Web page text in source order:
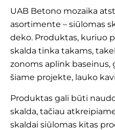
UAB Betono mozaika
asortimente – siūlomas
deko. Produktas, kuriuo
skalda tinka takams,
zonoms aplink baseinus,
šiame projekte, lauko
Produktas gali būti
skalda, tačiau
skaldai siūlomas kitas